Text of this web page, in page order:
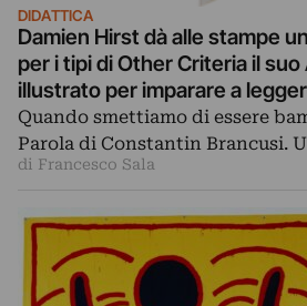
DIDATTICA
Damien Hirst dà alle stampe
per i tipi di Other Criteria il
illustrato per imparare a
formaldeide, teschi
Quando smettiamo di essere
Parola di Constantin Brancusi.
di Francesco Sala